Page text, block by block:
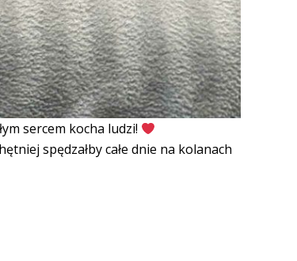
sercem kocha ludzi!
spędzałby całe dnie na kolanach